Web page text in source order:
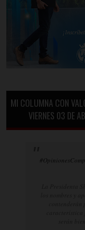
MI COLUMNA CON
VIERNES 03 DE